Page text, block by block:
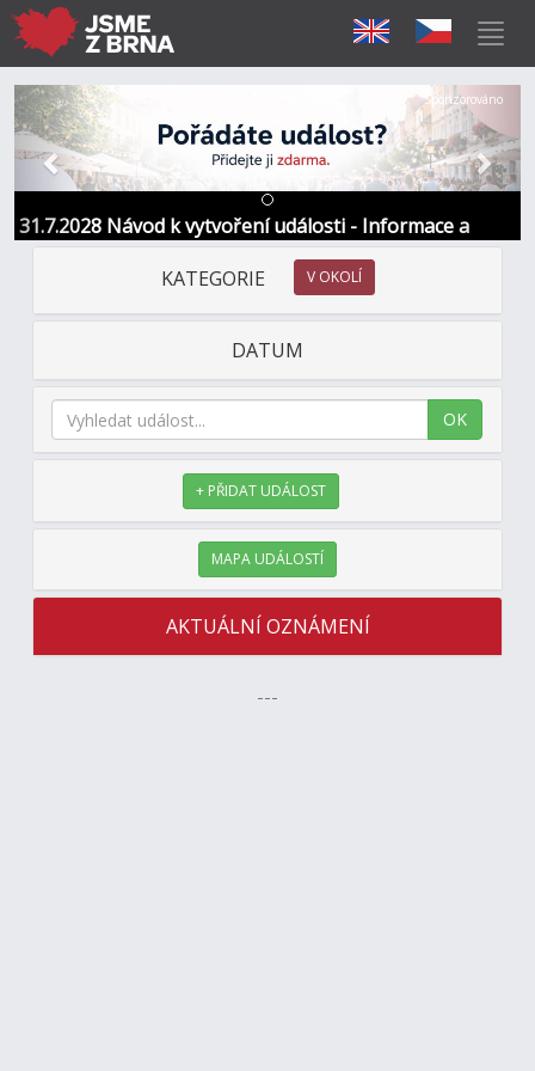
31.7.2028 Návod k vytvoření události - Informace a
kontakt
Předchozí Další
Sponzorováno
KATEGORIE V OKOLÍ
DATUM
OK
+ PŘIDAT UDÁLOST
MAPA UDÁLOSTÍ
AKTUÁLNÍ OZNÁMENÍ
---